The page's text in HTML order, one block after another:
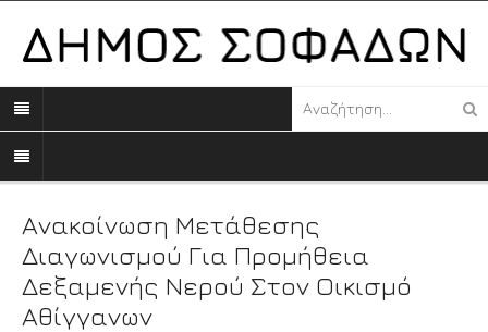
Ανακοίνωση Μετάθεσης
Διαγωνισμού Για Προμήθεια
Δεξαμενής Νερού Στον Οικισμό
Αθίγγανων